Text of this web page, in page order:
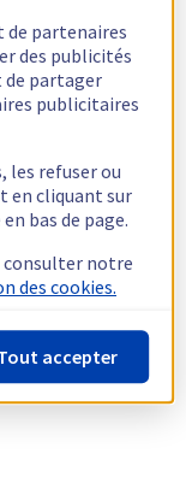
de partenaires
des publicités
de partager
publicitaires
les refuser ou
en cliquant sur
bas de page.
consulter notre
des cookies.
accepter